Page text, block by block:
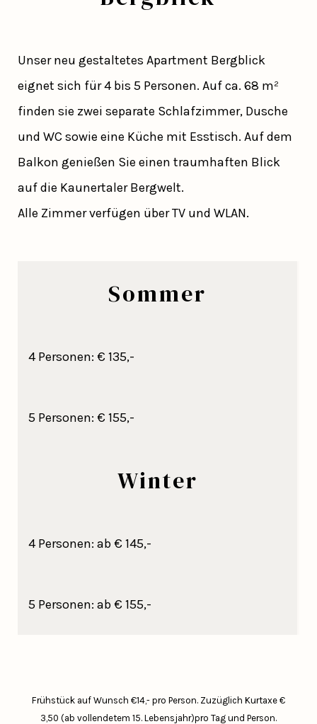
Unser neu gestaltetes Apartment Bergblick
eignet sich für 4 bis 5 Personen. Auf ca. 68 m²
finden sie zwei separate Schlafzimmer, Dusche
und WC sowie eine Küche mit Esstisch. Auf dem
Balkon genießen Sie einen traumhaften Blick
auf die Kaunertaler Bergwelt.
Alle Zimmer verfügen über TV und WLAN.
Sommer
4 Personen: € 135,-
5 Personen: € 155,-
Winter
4 Personen: ab € 145,-
5 Personen: ab € 155,-
Frühstück auf Wunsch €14,- pro Person. Zuzüglich Kurtaxe €
3,50 (ab vollendetem 15. Lebensjahr)pro Tag und Person.